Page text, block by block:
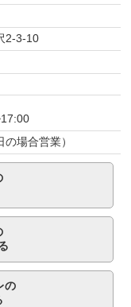
2-3-10
場合営業）
の